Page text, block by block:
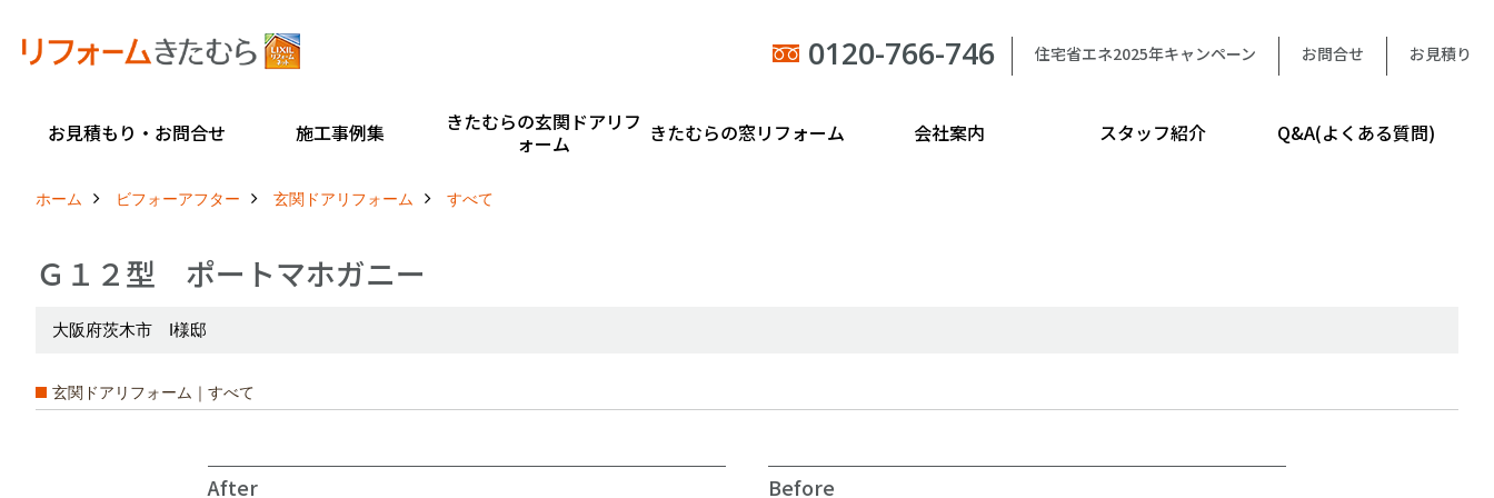
0120-766-746 住宅省エネ2025年キャンペーン お問合せ お見積り
お見積もり・お問合せ 施工事例集
きたむらの玄関ドアリフ
ォーム
きたむらの窓リフォーム 会社案内 スタッフ紹介 Q&A(よくある質問)
ホーム ビフォーアフター 玄関ドアリフォーム すべて
Ｇ１２型 ポートマホガニー
大阪府茨木市 I様邸
玄関ドアリフォーム｜すべて
After Before